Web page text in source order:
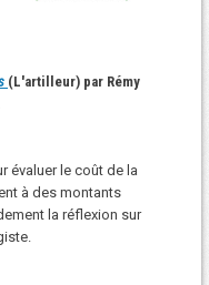
(L'artilleur) par Rémy
évaluer le coût de la
à des montants
la réflexion sur